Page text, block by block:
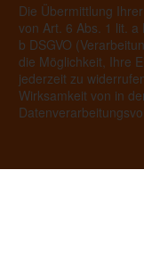
Die Übermittlung
von Art. 6 Abs. 1 lit. a
b DSGVO
die Möglichkeit, Ihre
jederzeit zu
Wirksamkeit von in